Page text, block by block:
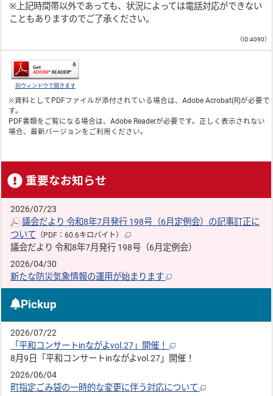
※上記時間帯以外であっても、状況によっては電話対応ができない
こともありますのでご了承ください。
（ID:4090）
別ウィンドウで開きます
※資料としてPDFファイルが添付されている場合は、Adobe Acrobat(R)が必要で
す。
PDF書類をご覧になる場合は、Adobe Readerが必要です。正しく表示されない
場合、最新バージョンをご利用ください。
重要なお知らせ
2026/07/23
議会だより 令和8年7月発行 198号（6月定例会）の記事訂正に
ついて （PDF：60.6キロバイト）
議会だより 令和8年7月発行 198号（6月定例会）
2026/04/30
新たな防災気象情報の運用が始まります
Pickup
2026/07/22
「平和コンサートinながよvol.27」開催！
8月9日「平和コンサートinながよvol.27」開催！
2026/06/04
町指定ごみ袋の一時的な変更に伴う対応について